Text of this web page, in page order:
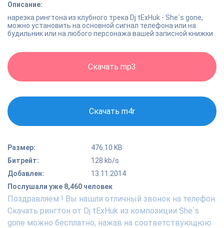
Описание:
нарезка рингтона из клубного трека Dj tExHuk - She`s gone,
можно установить на основной сигнал телефона или на
будильник или на любого персонажа вашей записной книжки
Скачать mp3
Скачать m4r
Размер:
476.10 KB
Битрейт:
128 kb/s
Добавлен:
13.11.2014
Послушали уже 8,460 человек
Поздравляем ! Вы нашли отличный звонок на телефон.
Скачать рингтон от Dj tExHuk из композиции She`s
gone можно бесплатно, нажав на соответствующюю